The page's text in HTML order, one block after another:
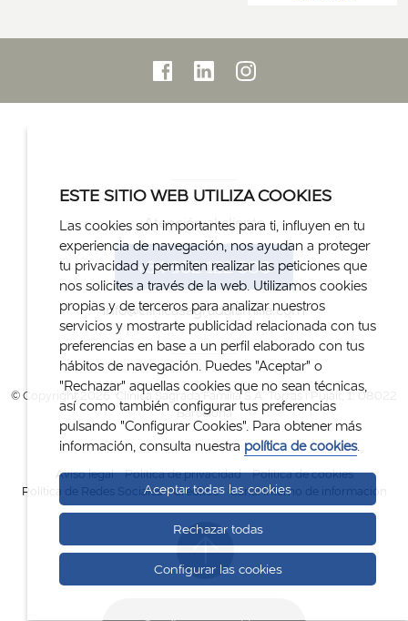
Atención al cliente
+34 932 122 300
info@clinicasagradafamilia.com
© Copyright 2026. Clínica Sagrada Família S.A. Torras i Pujalt, 1. 08022
Barcelona
Aviso legal Política de privacidad
Política de cookies
Política de Redes Sociales
Créditos Canal interno de información
ESTE SITIO WEB UTILIZA COOKIES
Las cookies son importantes para ti, influyen en tu
experiencia de navegación, nos ayudan a proteger
tu privacidad y permiten realizar las peticiones que
nos solicites a través de la web. Utilizamos cookies
propias y de terceros para analizar nuestros
servicios y mostrarte publicidad relacionada con tus
preferencias en base a un perfil elaborado con tus
hábitos de navegación. Puedes "Aceptar" o
"Rechazar" aquellas cookies que no sean técnicas,
así como también configurar tus preferencias
pulsando "Configurar Cookies". Para obtener más
información, consulta nuestra política de cookies.
Aceptar todas las cookies
Rechazar todas
Configurar las cookies